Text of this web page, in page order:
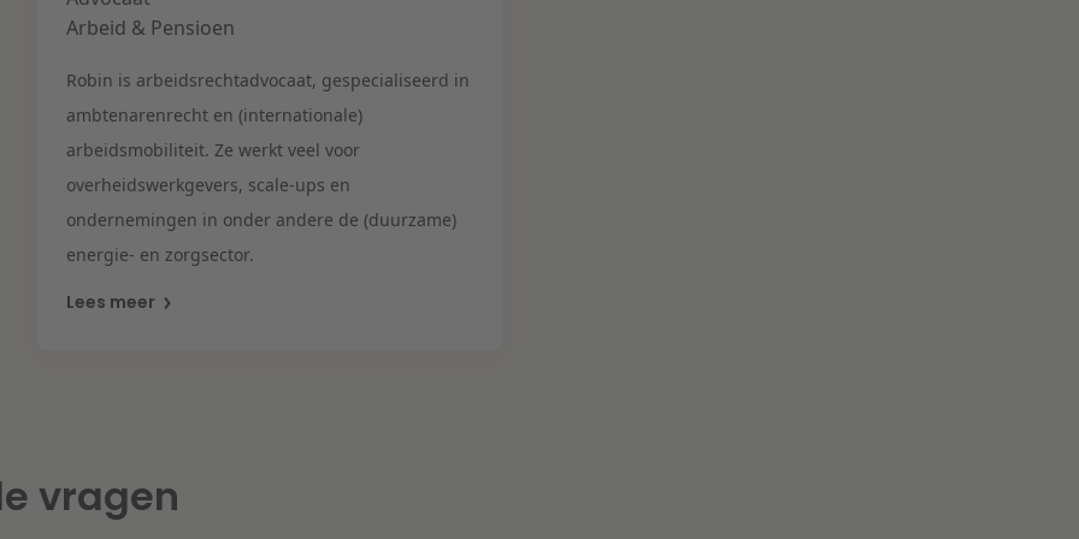
Arbeid & Pensioen
Robin is arbeidsrechtadvocaat, gespecialiseerd in
ambtenarenrecht en (internationale)
arbeidsmobiliteit. Ze werkt veel voor
overheidswerkgevers, scale-ups en
ondernemingen in onder andere de (duurzame)
energie- en zorgsector.
Lees meer
vragen